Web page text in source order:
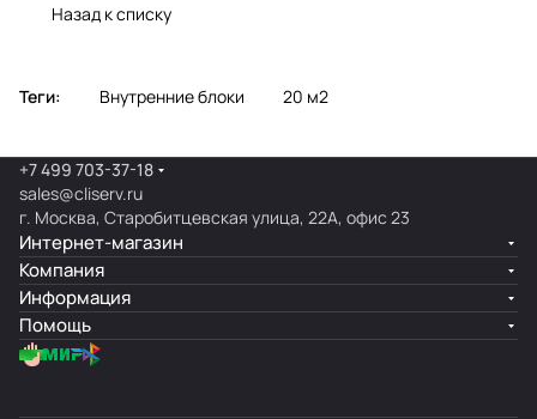
Назад к списку
Теги: Внутренние блоки 20 м2
+7 499 703-37-18
sales@cliserv.ru
г. Москва, Старобитцевская улица, 22А, офис 23
Интернет-магазин
Компания
Информация
Помощь